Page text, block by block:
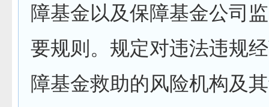
障基金以及保障基金公司
要规则。规定对违法违规
障基金救助的风险机构及